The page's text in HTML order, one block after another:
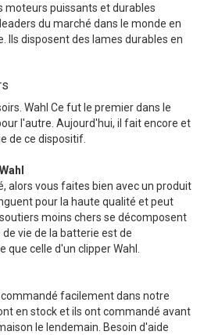
moteurs puissants et durables
du marché dans le monde en
Ils disposent des lames durables en
Wahl Ce fut le premier dans le
l'autre. Aujourd'hui, il fait encore et
de ce dispositif.
alors vous faites bien avec un produit
pour la haute qualité et peut
moins chers se décomposent
vie de la batterie est de
celle d'un clipper Wahl.
commandé facilement dans notre
en stock et ils ont commandé avant
le lendemain. Besoin d'aide